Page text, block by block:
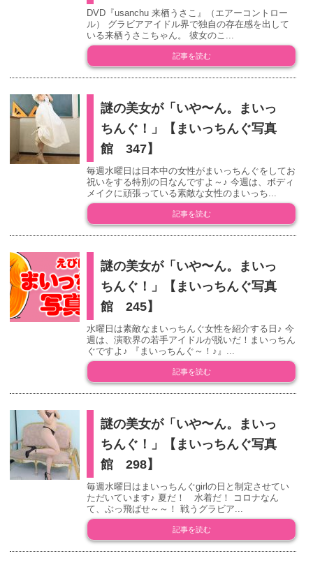
DVD『usanchu 来栖うさこ』（エアーコントロー
ル） グラビアアイドル界で独自の存在感を出して
いる来栖うさこちゃん。 彼女のこ...
記事を読む
謎の美女が「いや〜ん。まいっ
ちんぐ！」【まいっちんぐ写真
館 347】
毎週水曜日は日本中の女性がまいっちんぐをしてお
祝いをする特別の日なんですよ～♪ 今週は、ボディ
メイクに頑張っている素敵な女性のまいっち...
記事を読む
謎の美女が「いや〜ん。まいっ
ちんぐ！」【まいっちんぐ写真
館 245】
水曜日は素敵なまいっちんぐ女性を紹介する日♪ 今
週は、演歌界の若手アイドルが脱いだ！まいっちん
ぐですよ♪ 『まいっちんぐ～！♪』...
記事を読む
謎の美女が「いや〜ん。まいっ
ちんぐ！」【まいっちんぐ写真
館 298】
毎週水曜日はまいっちんぐgirlの日と制定させてい
ただいています♪ 夏だ！ 水着だ！ コロナなん
て、ぶっ飛ばせ～～！ 戦うグラビア...
記事を読む